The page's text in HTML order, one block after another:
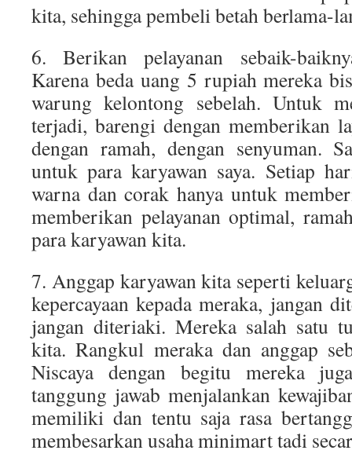
kita, sehingga pembeli betah berlama-
6. Berikan pelayanan sebaik-
Karena beda uang 5 rupiah mereka
warung kelontong sebelah. Untuk
terjadi, barengi dengan memberikan
dengan ramah, dengan senyuman.
untuk para karyawan saya. Setiap
warna dan corak hanya untuk
memberikan pelayanan optimal,
para karyawan kita.
7. Anggap karyawan kita seperti
kepercayaan kepada meraka, jangan
jangan diteriaki. Mereka salah satu
kita. Rangkul meraka dan anggap
Niscaya dengan begitu mereka
tanggung jawab menjalankan
memiliki dan tentu saja rasa
membesarkan usaha minimart tadi